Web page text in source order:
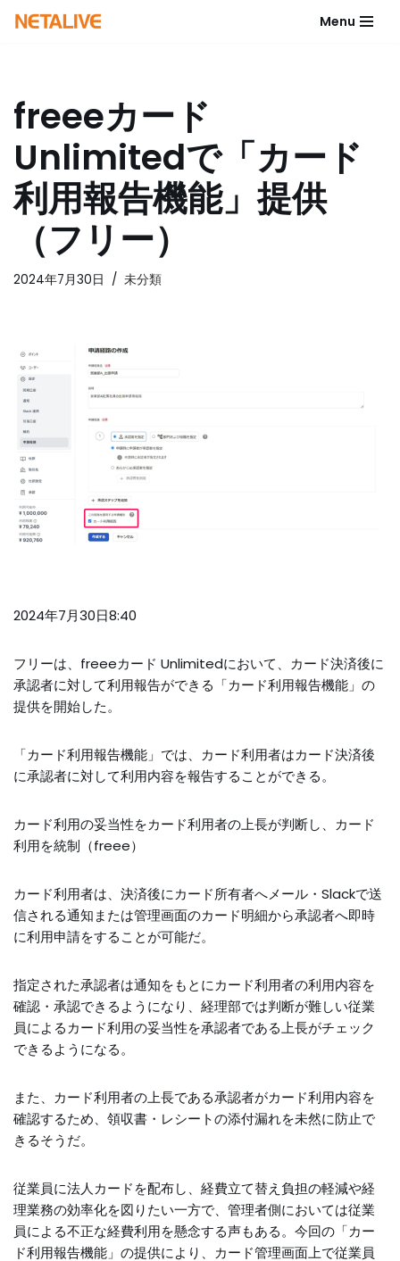
ン
ツ
キ
ッ
Menu
freeeカード
Unlimitedで「カード
利用報告機能」提供
（フリー）
2024年7月30日 未分類
2024年7月30日8:40
フリーは、freeeカード Unlimitedにおいて、カード決済後に
承認者に対して利用報告ができる「カード利用報告機能」の
提供を開始した。
「カード利用報告機能」では、カード利用者はカード決済後
に承認者に対して利用内容を報告することができる。
カード利用の妥当性をカード利用者の上長が判断し、カード
利用を統制（freee）
カード利用者は、決済後にカード所有者へメール・Slackで送
信される通知または管理画面のカード明細から承認者へ即時
に利用申請をすることが可能だ。
指定された承認者は通知をもとにカード利用者の利用内容を
確認・承認できるようになり、経理部では判断が難しい従業
員によるカード利用の妥当性を承認者である上長がチェック
できるようになる。
また、カード利用者の上長である承認者がカード利用内容を
確認するため、領収書・レシートの添付漏れを未然に防止で
きるそうだ。
従業員に法人カードを配布し、経費立て替え負担の軽減や経
理業務の効率化を図りたい一方で、管理者側においては従業
員による不正な経費利用を懸念する声もある。今回の「カー
ド利用報告機能」の提供により、カード管理画面上で従業員